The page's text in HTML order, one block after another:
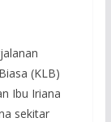
(KLB)
Ibu Iriana
sekitar